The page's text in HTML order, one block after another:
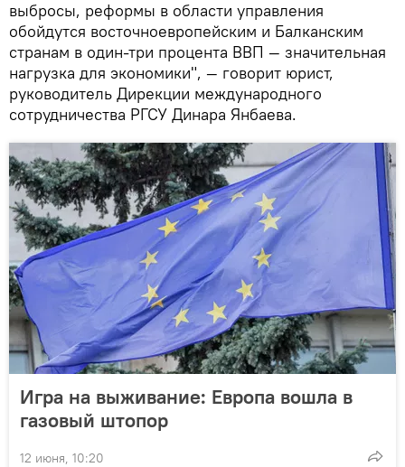
выбросы, реформы в области управления
обойдутся восточноевропейским и Балканским
странам в один-три процента ВВП — значительная
нагрузка для экономики", — говорит юрист,
руководитель Дирекции международного
сотрудничества РГСУ Динара Янбаева.
Игра на выживание: Европа вошла в
газовый штопор
12 июня, 10:20